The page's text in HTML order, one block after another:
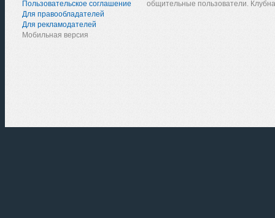
Пользовательское соглашение
Для правообладателей
Для рекламодателей
Мобильная версия
общительные пользователи.